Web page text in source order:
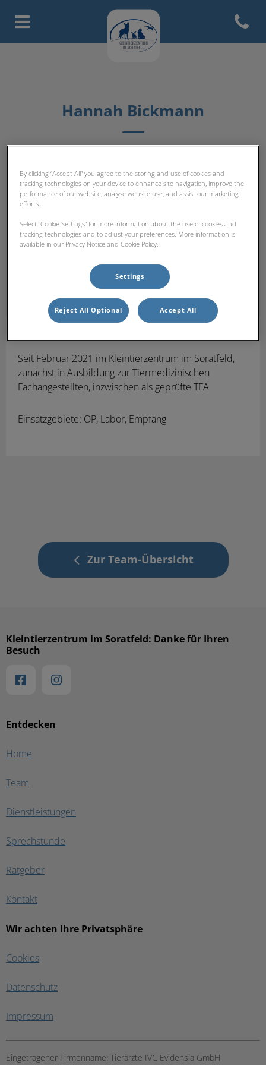
Homepage Tierarztpraxis
Open
Hannah Bickmann
Seit Februar 2021 im Kleintierzentrum im Soratfeld,
zunächst in Ausbildung zur Tiermedizinischen
Fachangestellten, inzwischen als geprüfte TFA
Einsatzgebiete: OP, Labor, Empfang
Zur Team-Übersicht
Entdecken
Home
Team
Dienstleistungen
Sprechstunde
Ratgeber
Kontakt
Wir achten Ihre Privatsphäre
Cookies
Datenschutz
Impressum
Kleintierzentrum im Soratfeld: Danke für Ihren
Besuch
Eingetragener Firmenname: Tierärzte IVC Evidensia GmbH
By clicking “Accept All” you agree to the storing and use of cookies and
tracking technologies on your device to enhance site navigation, improve the
performance of our website, analyse website use, and assist our marketing
efforts.
Select “Cookie Settings” for more information about the use of cookies and
tracking technologies and to adjust your preferences. More information is
available in our Privacy Notice and Cookie Policy.
Settings
Reject All Optional Accept All